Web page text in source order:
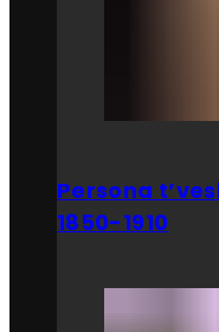
Persona
1850-1910